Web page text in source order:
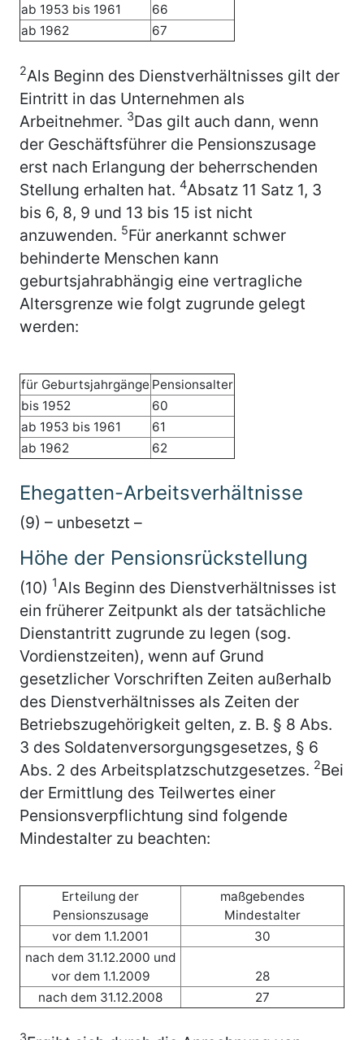
ab 1953 bis 1961
66
ab 1962
67
2Als Beginn des Dienstverhältnisses gilt der
Eintritt in das Unternehmen als
Arbeitnehmer. 3Das gilt auch dann, wenn
der Geschäftsführer die Pensionszusage
erst nach Erlangung der beherrschenden
Stellung erhalten hat. 4Absatz 11 Satz 1, 3
bis 6, 8, 9 und 13 bis 15 ist nicht
anzuwenden. 5Für anerkannt schwer
behinderte Menschen kann
geburtsjahrabhängig eine vertragliche
Altersgrenze wie folgt zugrunde gelegt
werden:
für Geburtsjahrgänge Pensionsalter
bis 1952
60
ab 1953 bis 1961
61
ab 1962
62
Ehegatten-Arbeitsverhältnisse
(9) – unbesetzt –
Höhe der Pensionsrückstellung
(10) 1Als Beginn des Dienstverhältnisses ist
ein früherer Zeitpunkt als der tatsächliche
Dienstantritt zugrunde zu legen (sog.
Vordienstzeiten), wenn auf Grund
gesetzlicher Vorschriften Zeiten außerhalb
des Dienstverhältnisses als Zeiten der
Betriebszugehörigkeit gelten, z. B. § 8 Abs.
3 des Soldatenversorgungsgesetzes, § 6
Abs. 2 des Arbeitsplatzschutzgesetzes. 2Bei
der Ermittlung des Teilwertes einer
Pensionsverpflichtung sind folgende
Mindestalter zu beachten:
Erteilung der
Pensionszusage
maßgebendes
Mindestalter
vor dem 1.1.2001
30
nach dem 31.12.2000 und
vor dem 1.1.2009
28
nach dem 31.12.2008
27